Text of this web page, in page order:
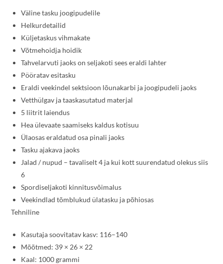
Väline tasku joogipudelile
Helkurdetailid
Küljetaskus vihmakate
Võtmehoidja hoidik
Tahvelarvuti jaoks on seljakoti sees eraldi lahter
Pööratav esitasku
Eraldi veekindel sektsioon lõunakarbi ja joogipudeli jaoks
Vetthülgav ja taaskasutatud materjal
5 liitrit laiendus
Hea ülevaate saamiseks kaldus kotisuu
Ülaosas eraldatud osa pinali jaoks
Tasku ajakava jaoks
Jalad / nupud – tavaliselt 4 ja kui kott suurendatud olekus siis
6
Spordiseljakoti kinnitusvõimalus
Veekindlad tõmblukud ülatasku ja põhiosas
Tehniline
Kasutaja soovitatav kasv: 116–140
Mõõtmed: 39 × 26 × 22
Kaal: 1000 grammi